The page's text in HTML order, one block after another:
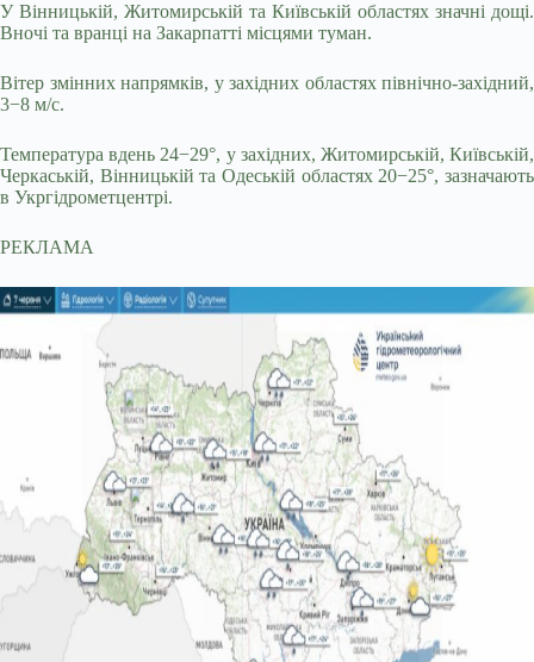
У Вінницькій, Житомирській та Київській областях значні дощі.
Вночі та вранці на Закарпатті місцями туман.
Вітер змінних напрямків, у західних областях північно-західний,
3−8 м/с.
Температура вдень 24−29°, у західних, Житомирській, Київській,
Черкаській, Вінницькій та Одеській областях 20−25°, зазначають
в Укргідрометцентрі.
РЕКЛАМА